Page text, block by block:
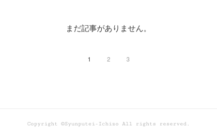
まだ記事がありません。
1 2 3
Copyright ©Syunputei-Ichizo All rights reserved.